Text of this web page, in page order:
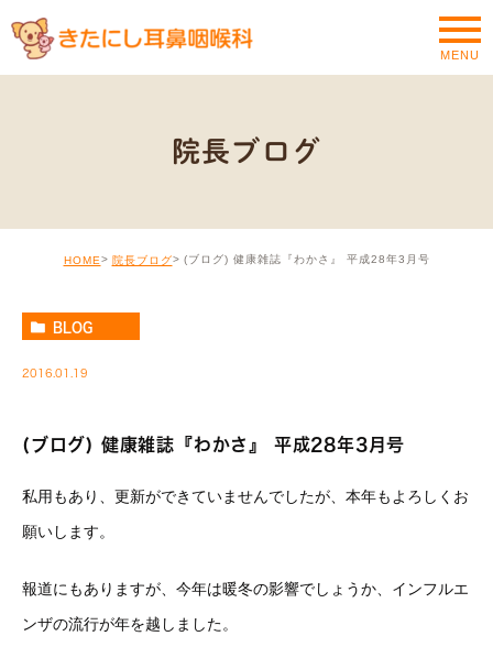
MENU
院長ブログ
HOME 院長ブログ (ブログ) 健康雑誌『わかさ』 平成28年3月号
BLOG
2016.01.19
(ブログ) 健康雑誌『わかさ』 平成28年3月号
私用もあり、更新ができていませんでしたが、本年もよろしくお
願いします。
報道にもありますが、今年は暖冬の影響でしょうか、インフルエ
ンザの流行が年を越しました。